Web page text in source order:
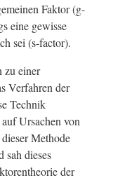
Faktor (g-
eine gewisse
sei (s-factor).
zu einer
Verfahren der
Technik
Ursachen von
Methode
sah dieses
der